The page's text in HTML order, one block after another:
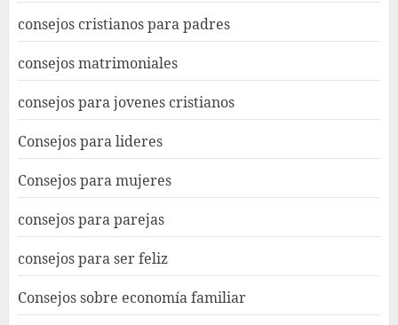
consejos cristianos para padres
consejos matrimoniales
consejos para jovenes cristianos
Consejos para lideres
Consejos para mujeres
consejos para parejas
consejos para ser feliz
Consejos sobre economía familiar